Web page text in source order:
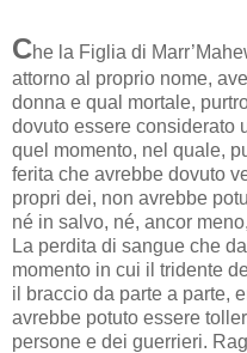
Che la Figlia di
attorno al proprio nome,
donna e qual mortale,
dovuto essere considerato
quel momento, nel quale,
ferita che avrebbe dovuto
propri dei, non avrebbe
né in salvo, né, ancor
La perdita di sangue che
momento in cui il tridente
il braccio da parte a parte,
avrebbe potuto essere
persone e dei guerrieri.